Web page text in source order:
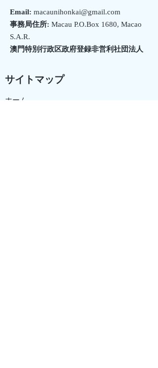
Email: macaunihonkai@gmail.com
事務局住所: Macau P.O.Box 1680, Macao
S.A.R.
澳門特別行政区政府登録非営利社団法人
サイトマップ
ホーム